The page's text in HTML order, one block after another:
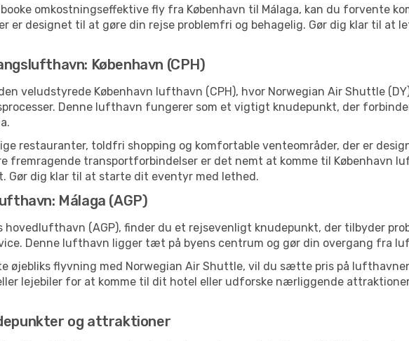
booke omkostningseffektive fly fra København til Málaga, kan du forvente
er designet til at gøre din rejse problemfri og behagelig. Gør dig klar til at
København (CPH)
veludstyrede København lufthavn (CPH), hvor Norwegian Air Shuttle
Denne lufthavn fungerer som et vigtigt knudepunkt, der
restauranter, toldfri shopping og komfortable venteområder, der er
fremragende transportforbindelser er det nemt at komme til København
Gør dig klar til at starte dit eventyr med lethed.
Málaga (AGP)
hovedlufthavn (AGP), finder du et rejsevenligt knudepunkt, der tilbyder
Denne lufthavn ligger tæt på byens centrum og gør din overgang fra
øjebliks flyvning med Norwegian Air Shuttle, vil du sætte pris på
lejebiler for at komme til dit hotel eller udforske nærliggende
og attraktioner